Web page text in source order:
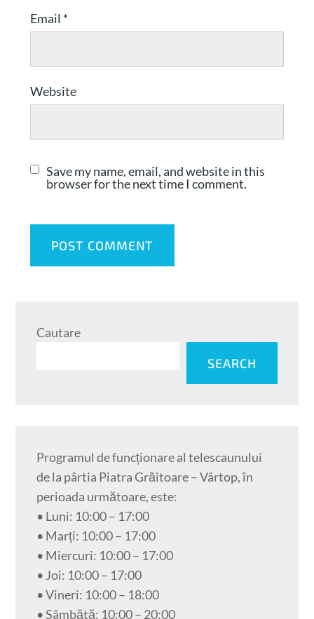
Email *
Website
Save my name, email, and website in this
browser for the next time I comment.
Cautare
SEARCH
Programul de funcționare al telescaunului
de la pârtia Piatra Grăitoare – Vârtop, în
perioada următoare, este:
• Luni: 10:00 – 17:00
• Marți: 10:00 – 17:00
• Miercuri: 10:00 – 17:00
• Joi: 10:00 – 17:00
• Vineri: 10:00 – 18:00
• Sâmbătă: 10:00 – 20:00